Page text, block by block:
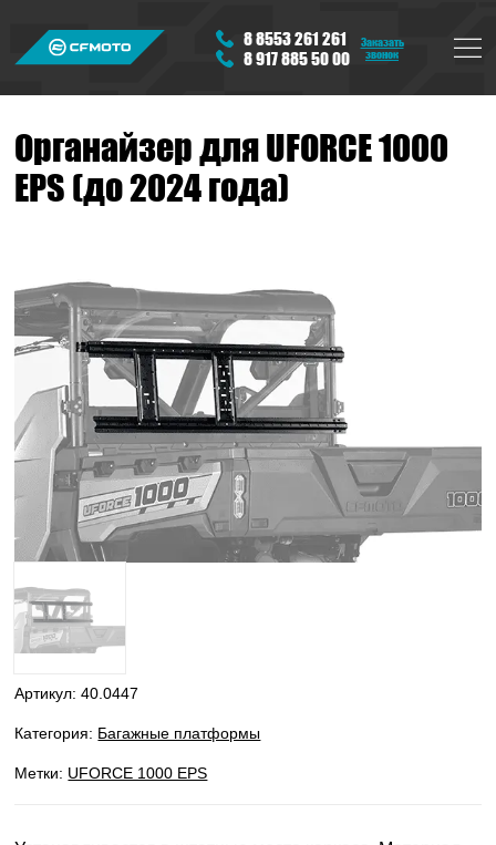
8 8553 261 261
8 917 885 50 00
Заказать
звонок
Органайзер для UFORCE 1000
EPS (до 2024 года)
Артикул:40.0447
Категория: Багажные платформы
Метки: UFORCE 1000 EPS